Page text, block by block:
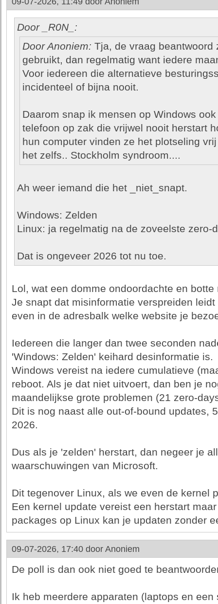
Door _R0N_:
Door Anoniem: Tja, de vraag beantwoord
gebruikt, dan regelmatig want iedere
Voor iedereen die alternatieve
incidenteel of bijna nooit.
Daarom snap ik mensen op Windows
telefoon op zak die vrijwel nooit herstart
hun computer vinden ze het plotseling
het zelfs.. Stockholm syndroom....
Ah weer iemand die het _niet_snapt.
Windows: Zelden
Linux: ja regelmatig na de zoveelste zero-
Dat is ongeveer 2026 tot nu toe.
Lol, wat een domme ondoordachte en
Je snapt dat misinformatie verspreiden
even in de adresbalk welke website je
Iedereen die langer dan twee seconden
'Windows: Zelden' keihard desinformatie is.
Windows vereist na iedere cumulatieve
reboot. Als je dat niet uitvoert, dan ben je
maandelijkse grote problemen (21 zero-
Dit is nog naast alle out-of-bound updates,
2026.
Dus als je 'zelden' herstart, dan negeer je
waarschuwingen van Microsoft.
Dit tegenover Linux, als we even de kernel
Een kernel update vereist een herstart
packages op Linux kan je updaten zonder
09-07-2026, 17:40 door Anoniem
De poll is dan ook niet goed te
Ik heb meerdere apparaten (laptops en